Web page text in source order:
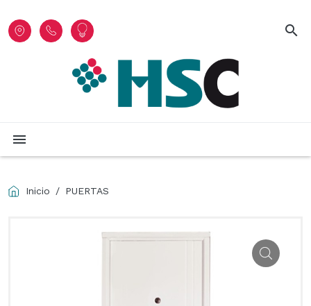
search
menu
Inicio PUERTAS